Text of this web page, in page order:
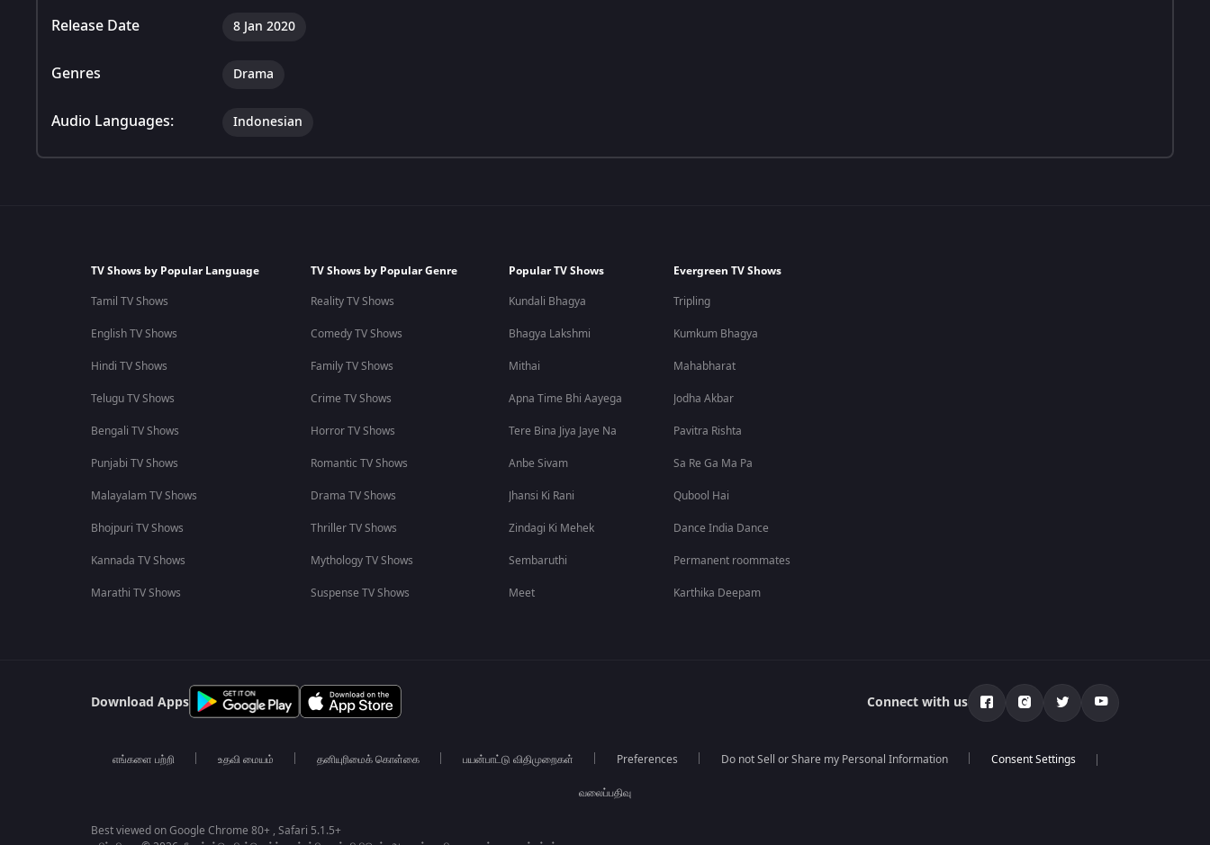
Release Date 8 Jan 2020
Genres Drama
Audio Languages: Indonesian
TV Shows by Popular Language
Tamil TV Shows
English TV Shows
Hindi TV Shows
Telugu TV Shows
Bengali TV Shows
Punjabi TV Shows
Malayalam TV Shows
Bhojpuri TV Shows
Kannada TV Shows
Marathi TV Shows
TV Shows by Popular Genre
Reality TV Shows
Comedy TV Shows
Family TV Shows
Crime TV Shows
Horror TV Shows
Romantic TV Shows
Drama TV Shows
Thriller TV Shows
Mythology TV Shows
Suspense TV Shows
Popular TV Shows
Kundali Bhagya
Bhagya Lakshmi
Mithai
Apna Time Bhi Aayega
Tere Bina Jiya Jaye Na
Anbe Sivam
Jhansi Ki Rani
Zindagi Ki Mehek
Sembaruthi
Meet
Evergreen TV Shows
Tripling
Kumkum Bhagya
Mahabharat
Jodha Akbar
Pavitra Rishta
Sa Re Ga Ma Pa
Qubool Hai
Dance India Dance
Permanent roommates
Karthika Deepam
Download Apps Connect with us
எங்களை பற்றி உதவி மையம் தனியுரிமைக் கொள்கை பயன்பாட்டு விதிமுறைகள் Preferences Do not Sell or Share my Personal Information
வலைப்பதிவு
Best viewed on Google Chrome 80+ , Safari 5.1.5+